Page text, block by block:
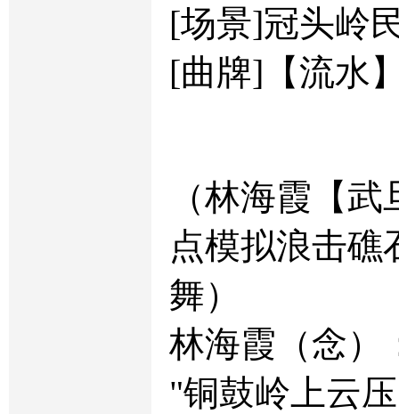
[场景]冠头岭
[曲牌]【流水
（林海霞【
点模拟浪击礁
舞）
林海霞（念）
"铜鼓岭上云